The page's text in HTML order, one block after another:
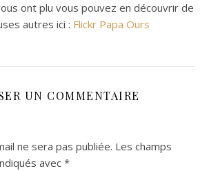
ont plu vous pouvez en découvrir de
autres ici : Flickr Papa Ours
UN COMMENTAIRE
ne sera pas publiée. Les champs
avec *